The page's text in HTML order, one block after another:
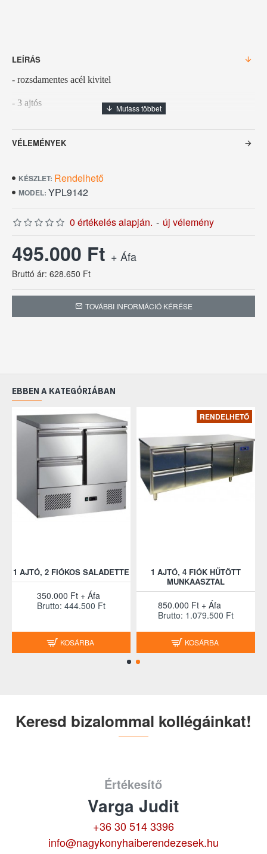
LEÍRÁS
- rozsdamentes acél kivitel
- 3 ajtós
- digitális kontroll és hőmérséklet kijelző
- automata leolvasztó rendszer
Külméret: 1800 x 700 x 800/850 mm
Teljesítmény: 0,34 kW
VÉLEMÉNYEK
KÉSZLET: Rendelhető
MODEL: YPL9142
0 értékelés alapján. - új vélemény
495.000 Ft + Áfa
Bruttó ár: 628.650 Ft
TOVÁBBI INFORMÁCIÓ KÉRÉSE
EBBEN A KATEGÓRIÁBAN
1 AJTÓ, 2 FIÓKOS SALADETTE
350.000 Ft + Áfa
Brutto: 444.500 Ft
KOSÁRBA
RENDELHETŐ
1 AJTÓ, 4 FIÓK HŰTÖTT
MUNKAASZTAL
850.000 Ft + Áfa
Brutto: 1.079.500 Ft
KOSÁRBA
Keresd bizalommal kollégáinkat!
Értékesítő
Varga Judit
+36 30 514 3396
info@nagykonyhaiberendezesek.hu